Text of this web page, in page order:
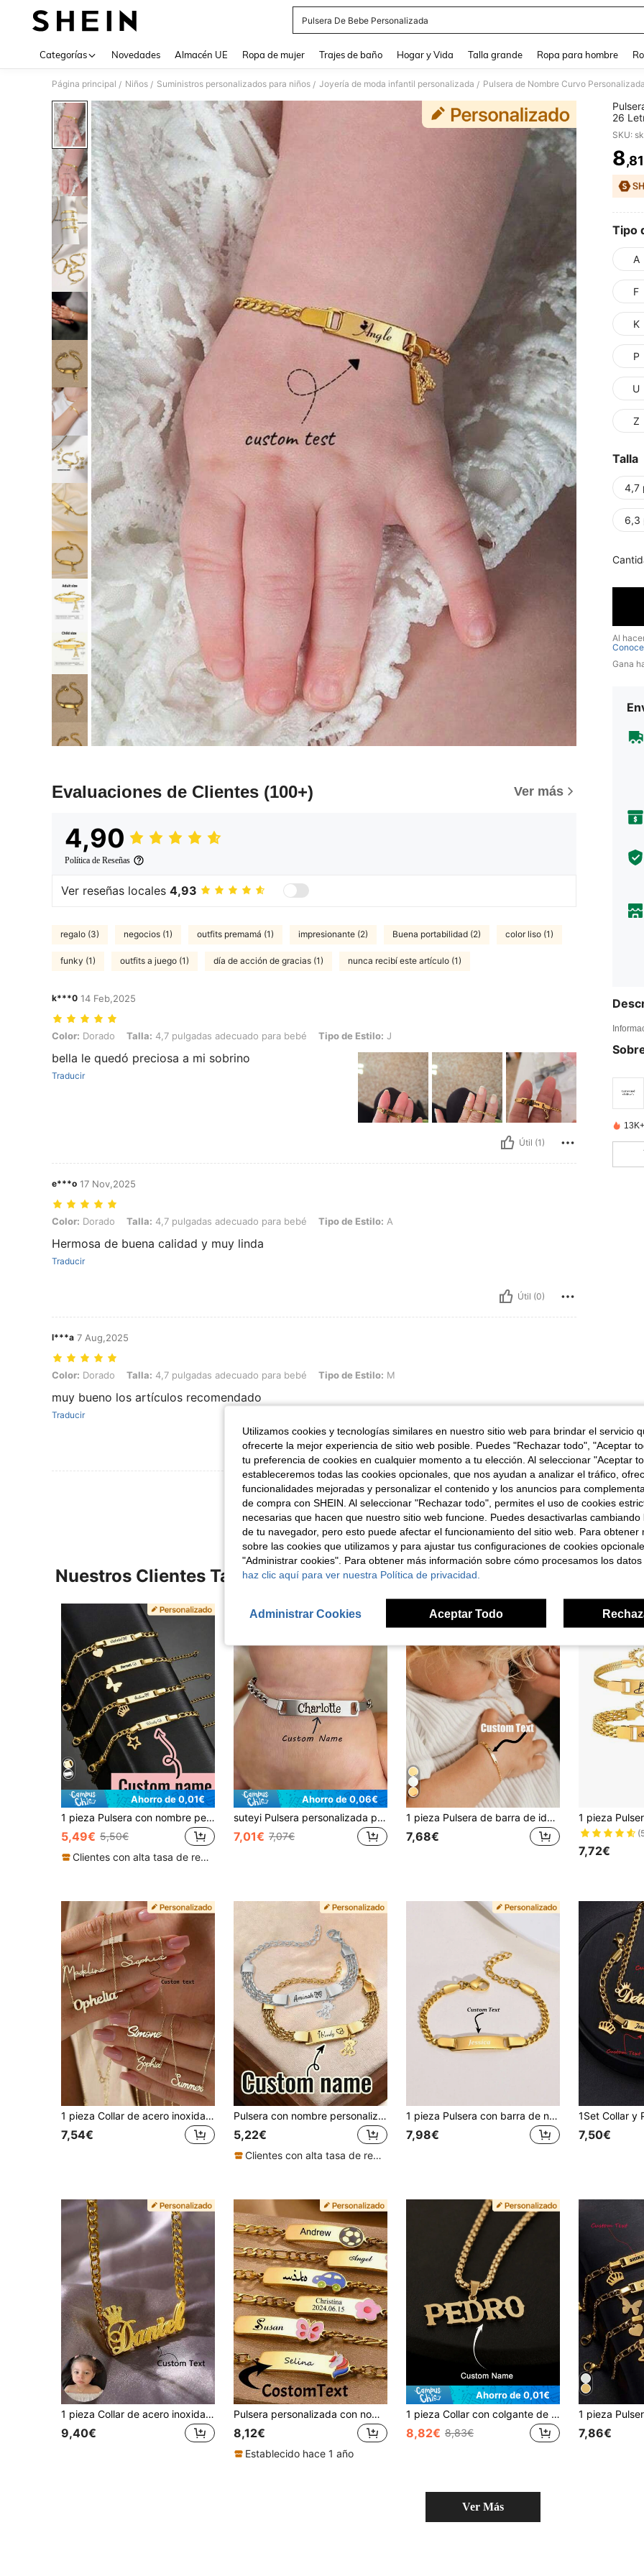
Pulsera De Bebe Personalizada
Categorías Novedades Almacén UE Ropa de mujer Trajes de baño Hogar y Vida Talla grande Ropa para hombre
Página principal / Niños / Suministros personalizados para niños / Joyería de moda infantil personalizada /
Evaluaciones de Clientes (100+) Ver más
4,90
Política de Reseñas
Ver reseñas locales 4,93
regalo (3) negocios (1) outfits premamá (1) impresionante (2) Buena portabilidad (2) color liso (1)
funky (1) outfits a juego (1) día de acción de gracias (1) nunca recibí este artículo (1)
k***0 14 Feb,2025
Color: Dorado, Talla: 4,7 pulgadas adecuado para bebé, Tipo de Estilo: J
Color: Dorado Talla: 4,7 pulgadas adecuado para bebé Tipo de Estilo: J
bella le quedó preciosa a mi sobrino
Traducir
Útil (1)
e***o 17 Nov,2025
Color: Dorado, Talla: 4,7 pulgadas adecuado para bebé, Tipo de Estilo: A
Color: Dorado Talla: 4,7 pulgadas adecuado para bebé Tipo de Estilo: A
Hermosa de buena calidad y muy linda
Traducir
Útil (0)
l***a 7 Aug,2025
Color: Dorado, Talla: 4,7 pulgadas adecuado para bebé, Tipo de Estilo: M
Color: Dorado Talla: 4,7 pulgadas adecuado para bebé Tipo de Estilo: M
muy bueno los artículos recomendado
Traducir
Útil (0)
Ver Más Reseñas
26
SKU:
8
Tipo
A
F
K
P
U
Z
Talla
4,7
6,3
Al
Gana
Nuestros Clientes También Vieron
Ahorro de 0,01€
1 pieza Pulsera con nombre personalizado, regalo de cumpleaños DIY lindo y personalizado, joyería personalizable para bebé querido, Oro/Plata, Corona, Pentagrama, Mariposa, Corazón.
5,49€ 5,50€
Clientes con alta tasa de repetición
Ahorro de 0,06€
suteyi Pulsera personalizada para niños: Material de acero inoxidable, nombre personalizable, regalo perfecto para niños.
7,01€ 7,07€
1 pieza Pulsera de barra de identificación con nombre de bebé chapada en oro de 18K, pulsera personalizada estampada a mano, dulce regalo para el primer cumpleaños de un bebé recién nacido
7,68€
7,72€
1 pieza Collar de acero inoxidable personalizado con nombre para niños, regalo ideal para baby shower, regreso a la escuela, invierno, Día de San Valentín y Día de la Madre
7,54€
Pulsera con nombre personalizado, joyería personalizada para niños, dije de oso personalizado, regalo personalizable para familia, amigos, Navidad, regalo para niños, niño, niña
5,22€
Clientes con alta tasa de repetición
1 pieza Pulsera con barra de nombre personalizada, pulsera de identificación de acero inoxidable chapada en oro de 18K, regalo de joyería personalizada delicada para niños, niñas, madres, regalos de graduación
7,98€ 7,50€
1 pieza Collar de acero inoxidable con nombre personalizado, punk de doble capa con grabado soldado. Regalo único perfecto para hijo, hija, regreso a la escuela
9,40€
Pulsera personalizada con nombre para niños, esmalte de mariposa, cadena de coche, regalos de cumpleaños, regreso a la escuela, Halloween y Navidad
8,12€
Establecido hace 1 año
Ahorro de 0,01€
1 pieza Collar con colgante de placa con nombre personalizado para niños, cadena gruesa, colgante cuadrado de perla falsa, collar de placa con nombre en acero inoxidable, joyería personalizada, regalo de fiesta de aniversario para niños, joyería de uso diario, sencilla y atmosférica, regalo de vacaciones, versátil, letra, grabado, ornamental, exquisito, elegante, moderno, personalizado, único, regalo para bebé, regalo ideal para él, regalo ideal para ella, hijo, hija, otoño elegante, niños, joyería de moda personalizada para niños
8,82€ 8,83€ 7,86€
Ver Más
Utilizamos cookies y tecnologías similares en nuestro sitio web para brindar el servicio
ofrecerte la mejor experiencia de sitio web posible. Puedes "Rechazar todo", "Aceptar
tu preferencia de cookies en cualquier momento a tu elección. Al seleccionar "Aceptar
estableceremos todas las cookies opcionales, que nos ayudan a analizar el tráfico,
funcionalidades mejoradas y personalizar el contenido y los anuncios para
de compra con SHEIN. Al seleccionar "Rechazar todo", permites el uso de cookies
necesarias que hacen que nuestro sitio web funcione. Puedes desactivarlas cambiando
de tu navegador, pero esto puede afectar el funcionamiento del sitio web. Para obtener
sobre las cookies que utilizamos y para ajustar tus configuraciones de cookies
"Administrar cookies". Para obtener más información sobre cómo procesamos los datos
haz clic aquí para ver nuestra Política de privacidad.
Administrar Cookies Aceptar Todo